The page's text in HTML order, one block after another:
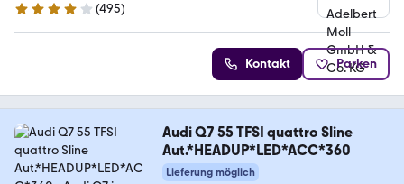
4.1 Sterne
(495)
Kontakt Parken
Audi Q7 55 TFSI quattro Sline
Aut.*HEADUP*LED*ACC*360
Lieferung möglich